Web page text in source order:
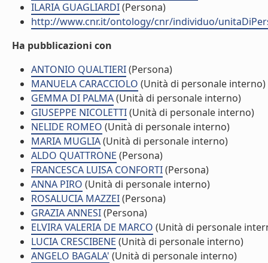
ILARIA GUAGLIARDI(Persona)
http://www.cnr.it/ontology/cnr/individuo/
Ha pubblicazioni con
ANTONIO QUALTIERI(Persona)
MANUELA CARACCIOLO (Unità di personale interno)
GEMMA DI PALMA(Unità di personale interno)
GIUSEPPE NICOLETTI(Unità di personale interno)
NELIDE ROMEO (Unità di personale interno)
MARIA MUGLIA(Unità di personale interno)
ALDO QUATTRONE (Persona)
FRANCESCA LUISA CONFORTI(Persona)
ANNA PIRO (Unità di personale interno)
ROSALUCIA MAZZEI(Persona)
GRAZIA ANNESI(Persona)
ELVIRA VALERIA DE MARCO (Unità di personale
LUCIA CRESCIBENE (Unità di personale interno)
ANGELO BAGALA' (Unità di personale interno)